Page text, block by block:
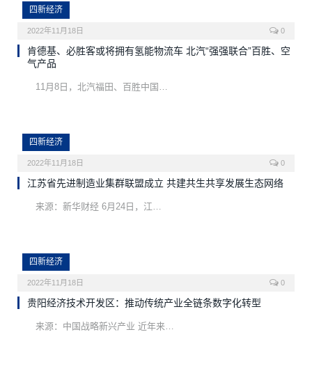
四新经济
2022年11月18日 0
肯德基、必胜客或将拥有氢能物流车 北汽“强强联合”百胜、空
气产品
11月8日，北汽福田、百胜中国…
四新经济
2022年11月18日 0
江苏省先进制造业集群联盟成立 共建共生共享发展生态网络
来源：新华财经 6月24日，江…
四新经济
2022年11月18日 0
贵阳经济技术开发区：推动传统产业全链条数字化转型
来源：中国战略新兴产业 近年来…